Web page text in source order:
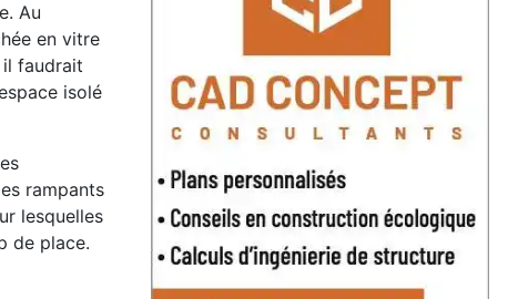
Au
en vitre
il faudrait
isolé
rampants
lesquelles
de place.